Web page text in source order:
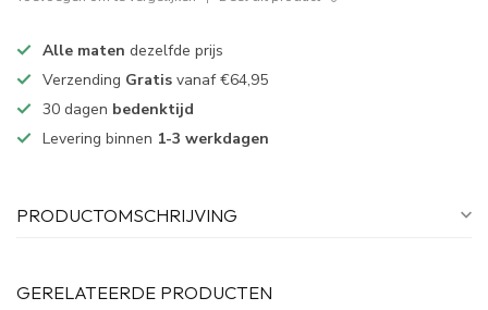
Alle maten dezelfde prijs
Verzending Gratis vanaf €64,95
30 dagen bedenktijd
Levering binnen 1-3 werkdagen
PRODUCTOMSCHRIJVING
GERELATEERDE PRODUCTEN